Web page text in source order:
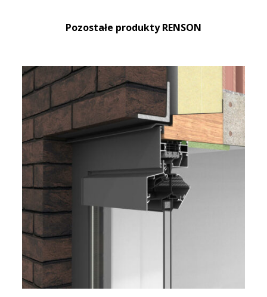
Pozostałe produkty RENSON